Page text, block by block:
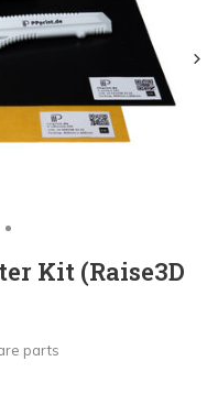
Kit (Raise3D
parts